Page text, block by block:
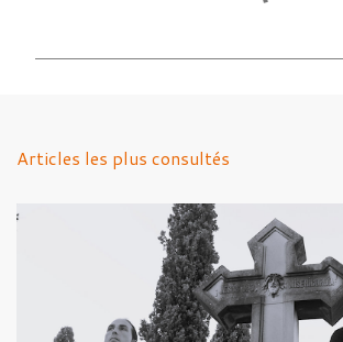
Articles les plus consultés